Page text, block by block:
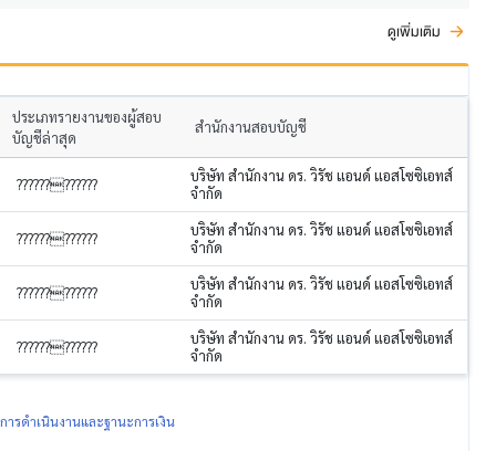
ดูเพิ่มเติม
ประเภทรายงานของผู้สอบ
บัญชีล่าสุด
สำนักงานสอบบัญชี
????????????
บริษัท สำนักงาน ดร. วิรัช แอนด์ แอสโซซิเอทส์
จำกัด
????????????
บริษัท สำนักงาน ดร. วิรัช แอนด์ แอสโซซิเอทส์
จำกัด
????????????
บริษัท สำนักงาน ดร. วิรัช แอนด์ แอสโซซิเอทส์
จำกัด
????????????
บริษัท สำนักงาน ดร. วิรัช แอนด์ แอสโซซิเอทส์
จำกัด
รดำเนินงานและฐานะการเงิน